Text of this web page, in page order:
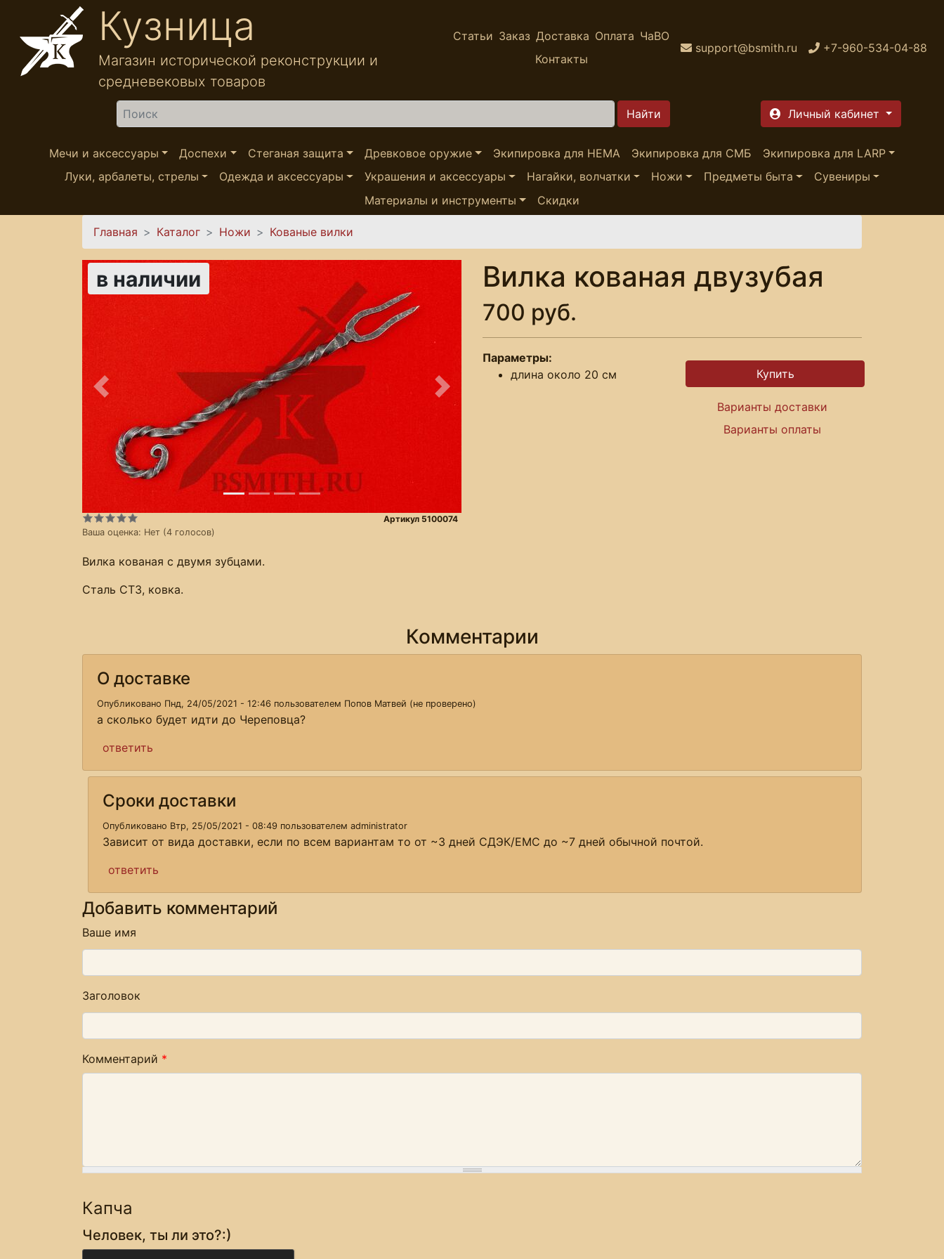
Перейти к основному содержанию
Кузница
Магазин исторической реконструкции и
средневековых товаров
Статьи Заказ Доставка Оплата ЧаВО
Контакты
support@bsmith.ru +7-960-534-04-88
Найти Личный кабинет
Мечи и аксессуары Доспехи Стеганая защита Древковое оружие Экипировка для HEMA Экипировка для СМБ
Экипировка для LARP
Луки, арбалеты, стрелы
Одежда и аксессуары Украшения и аксессуары Нагайки, волчатки Ножи Предметы быта
Сувениры
Материалы и инструменты
Скидки
Вы здесь
Главная Каталог Ножи Кованые вилки
в наличии
Предыдущее Следующее
Ваша оценка: Нет (4 голосов)
Артикул 5100074
Вилка кованая двузубая
700 руб.
Параметры:
длина около 20 см
Варианты доставки
Варианты оплаты
Вилка кованая с двумя зубцами.
Сталь СТ3, ковка.
Комментарии
О доставке
Опубликовано Пнд, 24/05/2021 - 12:46 пользователем Попов Матвей (не проверено)
а сколько будет идти до Череповца?
ответить
Сроки доставки
Опубликовано Втр, 25/05/2021 - 08:49 пользователем administrator
Зависит от вида доставки, если по всем вариантам то от ~3 дней СДЭК/ЕМС до ~7 дней обычной почтой.
ответить
Добавить комментарий
Ваше имя
Заголовок
Комментарий *
Капча
Человек, ты ли это?:)